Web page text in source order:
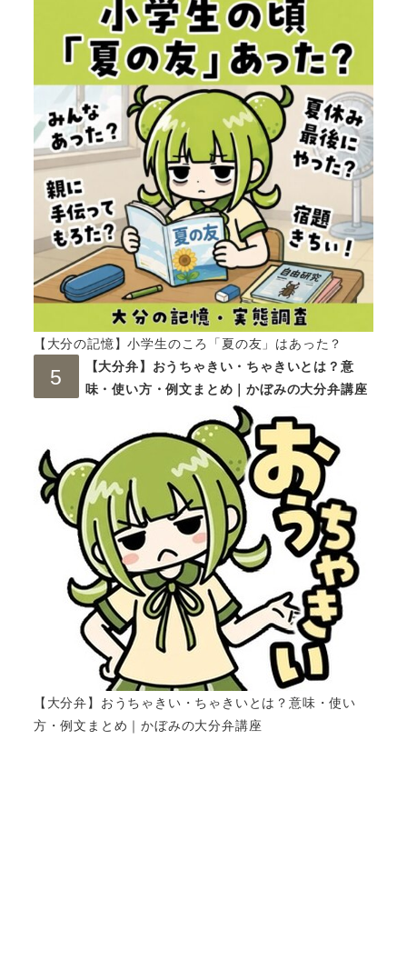
【大分の記憶】小学生のころ「夏の友」はあった？
【大分弁】おうちゃきい・ちゃきいとは？意
味・使い方・例文まとめ｜かぼみの大分弁講座
【大分弁】おうちゃきい・ちゃきいとは？意味・使い
方・例文まとめ｜かぼみの大分弁講座